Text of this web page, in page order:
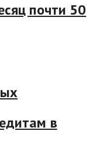
почти 50
в